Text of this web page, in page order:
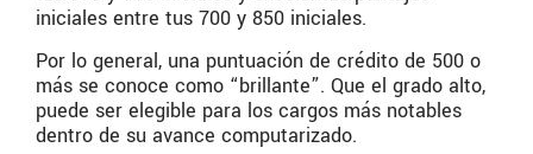
iniciales entre tus 700 y 850 iniciales.
Por lo general, una puntuación de crédito de 500 o
más se conoce como “brillante”. Que el grado alto,
puede ser elegible para los cargos más notables
dentro de su avance computarizado.